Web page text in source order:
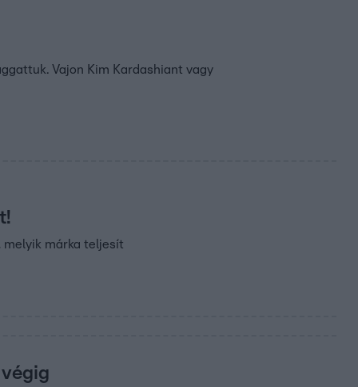
Vajon Kim Kardashiant vagy
melyik márka teljesít